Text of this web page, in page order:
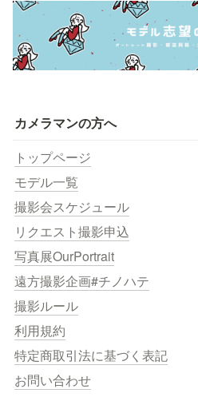
カメラマンの方へ
トップページ
モデル一覧
撮影会スケジュール
リクエスト撮影申込
写真展OurPortrait
遠方撮影企画#チノハテ
撮影ルール
利用規約
特定商取引法に基づく表記
お問い合わせ